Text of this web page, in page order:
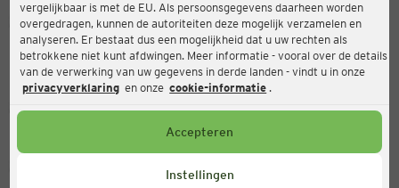
vergelijkbaar is met de EU. Als persoonsgegevens daarheen worden
overgedragen, kunnen de autoriteiten deze mogelijk verzamelen en
analyseren. Er bestaat dus een mogelijkheid dat u uw rechten als
betrokkene niet kunt afdwingen. Meer informatie - vooral over de details
van de verwerking van uw gegevens in derde landen - vindt u in onze
privacyverklaring en onze cookie-informatie .
Accepteren
Instellingen
Ernsting's family
Neumarktstraße 43, 31683 Obernkirchen
Gesloten
Servicenummer